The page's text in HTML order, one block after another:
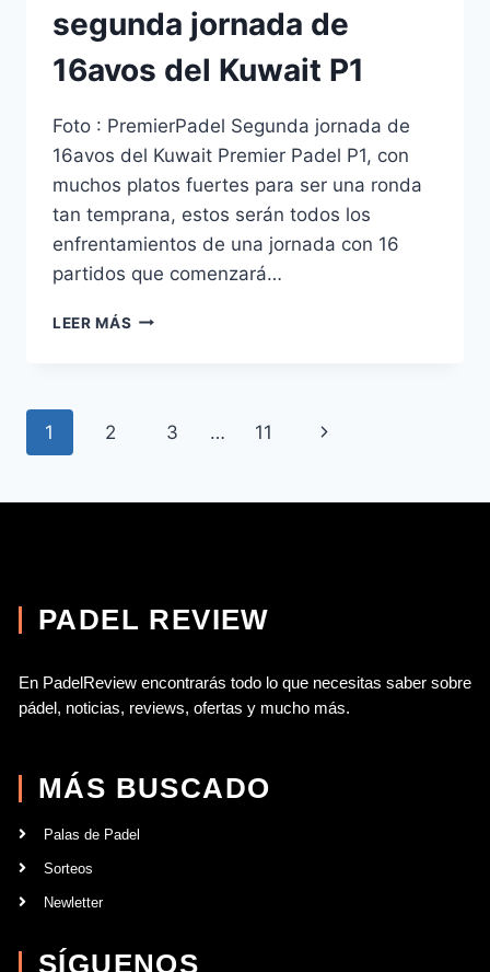
segunda jornada de
16avos del Kuwait P1
Foto : PremierPadel Segunda jornada de
16avos del Kuwait Premier Padel P1, con
muchos platos fuertes para ser una ronda
tan temprana, estos serán todos los
enfrentamientos de una jornada con 16
partidos que comenzará…
LEER MÁS
1 2 3 … 11
PADEL REVIEW​
En PadelReview encontrarás todo lo que necesitas saber sobre
pádel, noticias, reviews, ofertas y mucho más.
MÁS BUSCADO
Palas de Padel
Sorteos
Newletter
SÍGUENOS